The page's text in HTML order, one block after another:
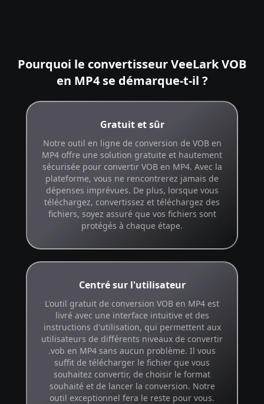
Pourquoi le convertisseur VeeLark VOB
en MP4 se démarque-t-il ?
Gratuit et sûr
Notre outil en ligne de conversion de VOB en
MP4 offre une solution gratuite et hautement
sécurisée pour convertir VOB en MP4. Avec la
plateforme, vous ne rencontrerez jamais de
dépenses imprévues. De plus, lorsque vous
téléchargez, convertissez et téléchargez des
fichiers, soyez assuré que vos fichiers sont
protégés à chaque étape.
Centré sur l'utilisateur
L'outil gratuit de conversion VOB en MP4 est
livré avec une interface intuitive et des
instructions d'utilisation, qui permettent aux
utilisateurs de différents niveaux de convertir
.vob en MP4 sans aucun problème. Il vous
suffit de télécharger le fichier que vous
souhaitez convertir, de choisir le format
souhaité et de lancer la conversion. Notre
outil exceptionnel fera le reste pour vous.